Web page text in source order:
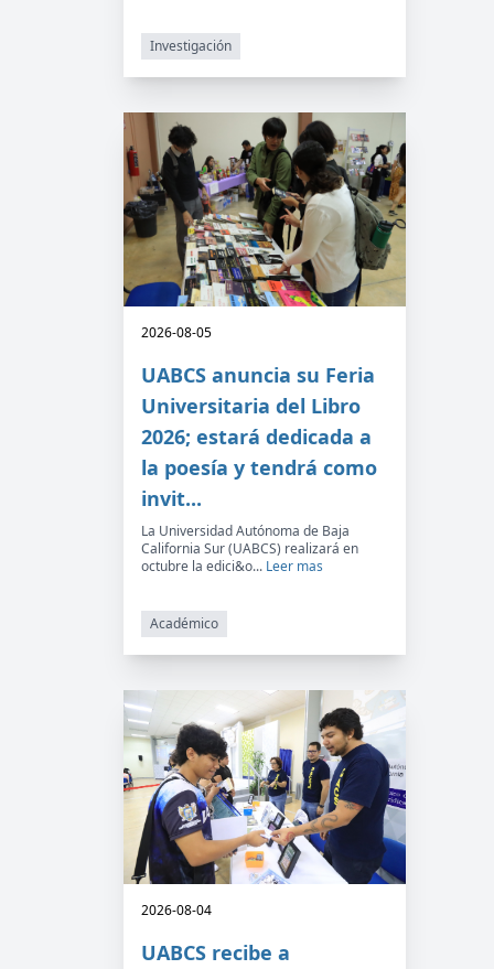
Investigación
2026-08-05
UABCS anuncia su Feria
Universitaria del Libro
2026; estará dedicada a
la poesía y tendrá como
invit...
La Universidad Autónoma de Baja
California Sur (UABCS) realizará en
octubre la edici&o... Leer mas
Académico
2026-08-04
UABCS recibe a